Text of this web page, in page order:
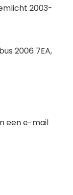
2003-
2006 7EA,
een e-mail